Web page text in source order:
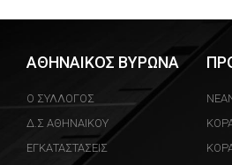
ΑΘΗΝΑΙΚΟΣ ΒΥΡΩΝΑ
Ο ΣΥΛΛΟΓΟΣ
Δ.Σ ΑΘΗΝΑΙΚΟΥ
ΕΓΚΑΤΑΣΤΑΣΕΙΣ